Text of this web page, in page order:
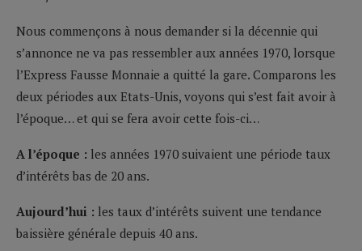
Nous commençons à nous demander si la décennie qui
s’annonce ne va pas ressembler aux années 1970, lorsque
l’Express Fausse Monnaie a quitté la gare. Comparons les
deux périodes aux Etats-Unis, voyons qui s’est fait avoir à
l’époque… et qui se fera avoir cette fois-ci…
A l’époque : les années 1970 suivaient une période taux
d’intérêts bas de 20 ans.
Aujourd’hui : les taux d’intérêts suivent une tendance
baissière générale depuis 40 ans.